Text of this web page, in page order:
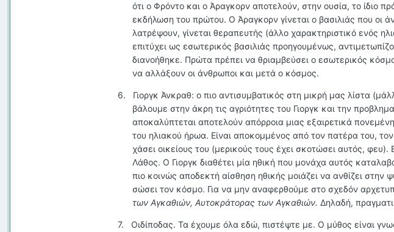
ότι ο Φρόντο και ο Άραγκορν αποτελούν, στην ουσία, το ίδιο
εκδήλωση του πρώτου. Ο Άραγκορν γίνεται ο βασιλιάς που οι
λατρέψουν, γίνεται θεραπευτής (άλλο χαρακτηριστικό ενός
επιτύχει ως εσωτερικός βασιλιάς προηγουμένως,
διανοήθηκε. Πρώτα πρέπει να θριαμβεύσει ο εσωτερικός
να αλλάξουν οι άνθρωποι και μετά ο κόσμος.
6.
Γιοργκ Άνκραθ: ο πιο αντισυμβατικός στη μικρή μας λίστα
βάλουμε στην άκρη τις αγριότητες του Γιοργκ και την
αποκαλύπτεται αποτελούν απόρροια μιας εξαιρετικά
του ηλιακού ήρωα. Είναι αποκομμένος από τον πατέρα του, τον
χάσει οικείους του (μερικούς τους έχει σκοτώσει αυτός, φευ).
Λάθος. Ο Γιοργκ διαθέτει μία ηθική που μονάχα αυτός
πιο κοινώς αποδεκτή αίσθηση ηθικής μοιάζει να ανθίζει
σώσει τον κόσμο. Για να μην αναφερθούμε στο σχεδόν
των Αγκαθιών, Αυτοκράτορας των Αγκαθιών. Δηλαδή,
7.
Οιδίποδας. Τα έχουμε όλα εδώ, πιστέψτε με. Ο μύθος είναι